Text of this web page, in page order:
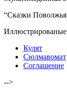
“Сказки
Иллюстрированые
Кулят
Сюлмавомат
Соглашение
-->